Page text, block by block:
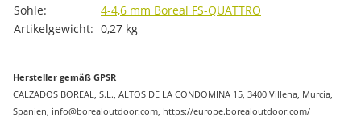
Sohle:
4-4,6 mm Boreal FS-QUATTRO
Artikelgewicht: 0,27 kg
Hersteller gemäß GPSR
CALZADOS BOREAL, S.L., ALTOS DE LA CONDOMINA 15, 3400 Villena, Murcia,
Spanien, info@borealoutdoor.com, https://europe.borealoutdoor.com/